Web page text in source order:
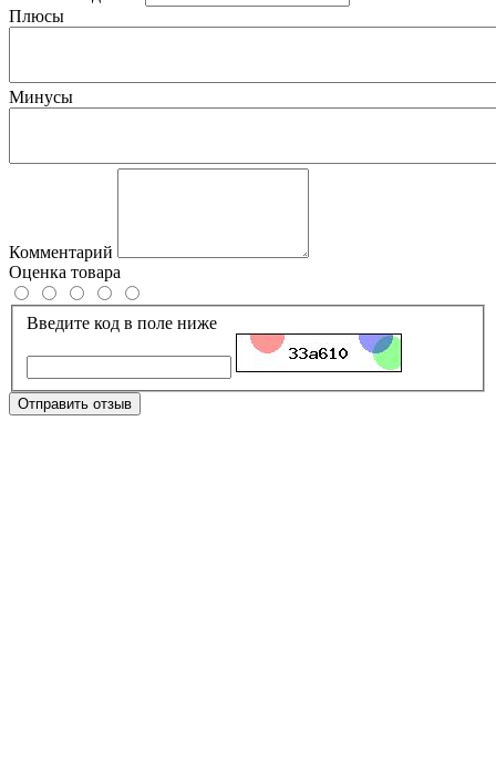
Плюсы
Минусы
Комментарий
Оценка товара
Введите код в поле ниже
Отправить отзыв